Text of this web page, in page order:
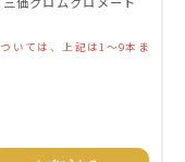
いては、上記は1～9本ま